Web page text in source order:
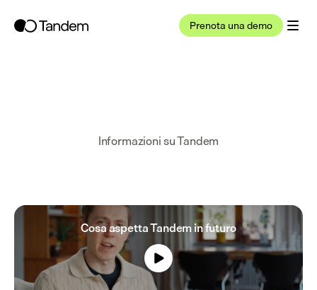
Prenota una demo
Informazioni su Tandem
Cosa aspetta Tandem in futuro